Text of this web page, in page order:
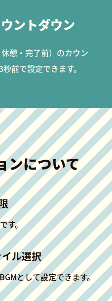
ントダウン
憩・完了前）のカウン
前で設定できます。
ンについて
す。
ル選択
として設定できます。